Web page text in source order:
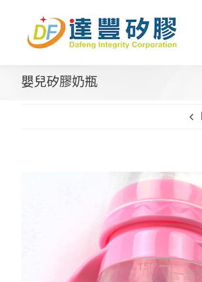
content
嬰兒矽膠奶瓶